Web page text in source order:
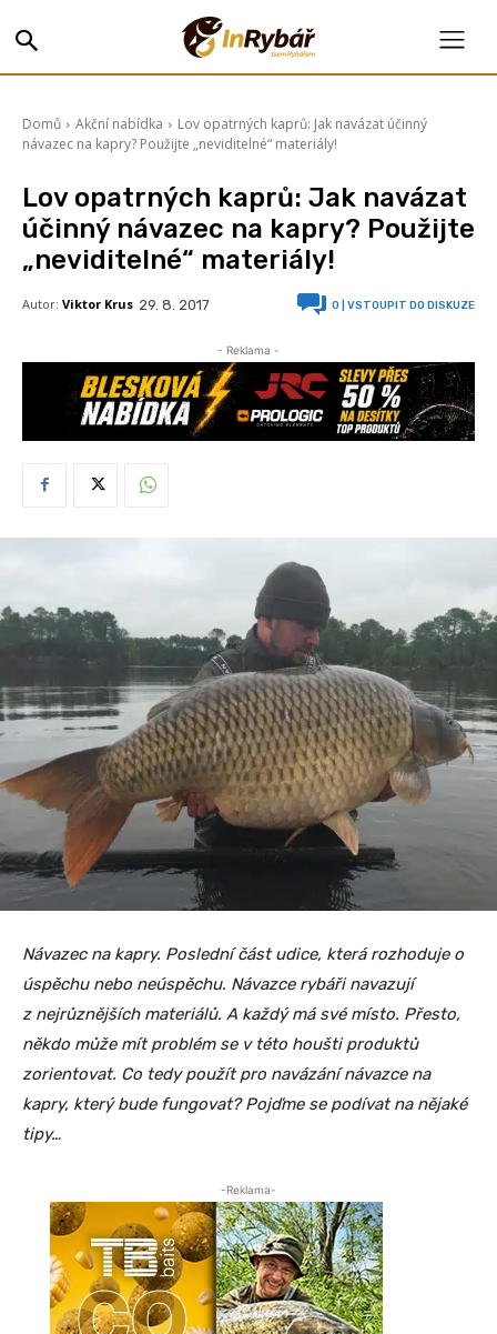
Domů Akční nabídka
Lov opatrných kaprů: Jak navázat účinný
návazec na kapry? Použijte „neviditelné“ materiály!
Lov opatrných kaprů: Jak navázat
účinný návazec na kapry? Použijte
„neviditelné“ materiály!
Autor: Viktor Krus 29. 8. 2017 0 | VSTOUPIT DO DISKUZE
- Reklama -
Návazec na kapry. Poslední část udice, která rozhoduje o
úspěchu nebo neúspěchu. Návazce rybáři navazují
z nejrůznějších materiálů. A každý má své místo. Přesto,
někdo může mít problém se v této houšti produktů
zorientovat. Co tedy použít pro navázání návazce na
kapry, který bude fungovat? Pojďme se podívat na nějaké
tipy…
-Reklama-